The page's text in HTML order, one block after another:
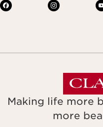
Making life more
more